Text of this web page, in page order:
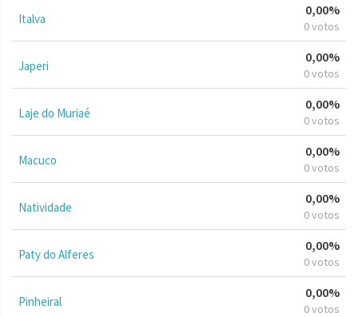
Italva
0,00%
0 votos
Japeri
0,00%
0 votos
Laje do Muriaé
0,00%
0 votos
Macuco
0,00%
0 votos
Natividade
0,00%
0 votos
Paty do Alferes
0,00%
0 votos
Pinheiral
0,00%
0 votos